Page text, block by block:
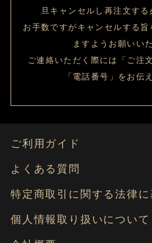
旦キャンセルし再注文する
お手数ですがキャンセルする旨
ますようお願いい
ご連絡いただく際には「ご注
「電話番号」をお伝
ご利用ガイド
よくある質問
特定商取引に関する法律
個人情報取り扱いについて